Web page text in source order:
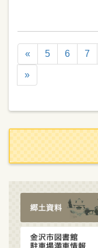
« 5 6 7
»